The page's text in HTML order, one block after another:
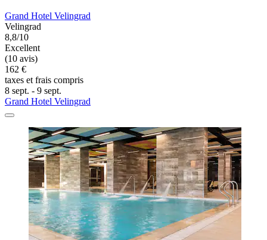
Grand Hotel Velingrad
Velingrad
8,8/10
Excellent
(10 avis)
162 €
taxes et frais compris
8 sept. - 9 sept.
Grand Hotel Velingrad